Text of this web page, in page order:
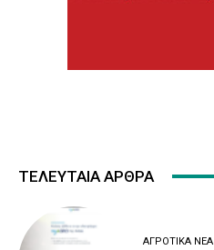
ΤΕΛΕΥΤΑΙΑ ΑΡΘΡΑ
ΑΓΡΟΤΙΚΆ ΝΈΑ